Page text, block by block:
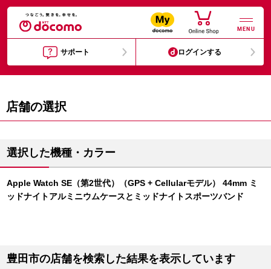
MENU
サポート ログインする
店舗の選択
選択した機種・カラー
Apple Watch SE（第2世代）（GPS + Cellularモデル） 44mm ミ
ッドナイトアルミニウムケースとミッドナイトスポーツバンド
豊田市の店舗を検索した結果を表示しています